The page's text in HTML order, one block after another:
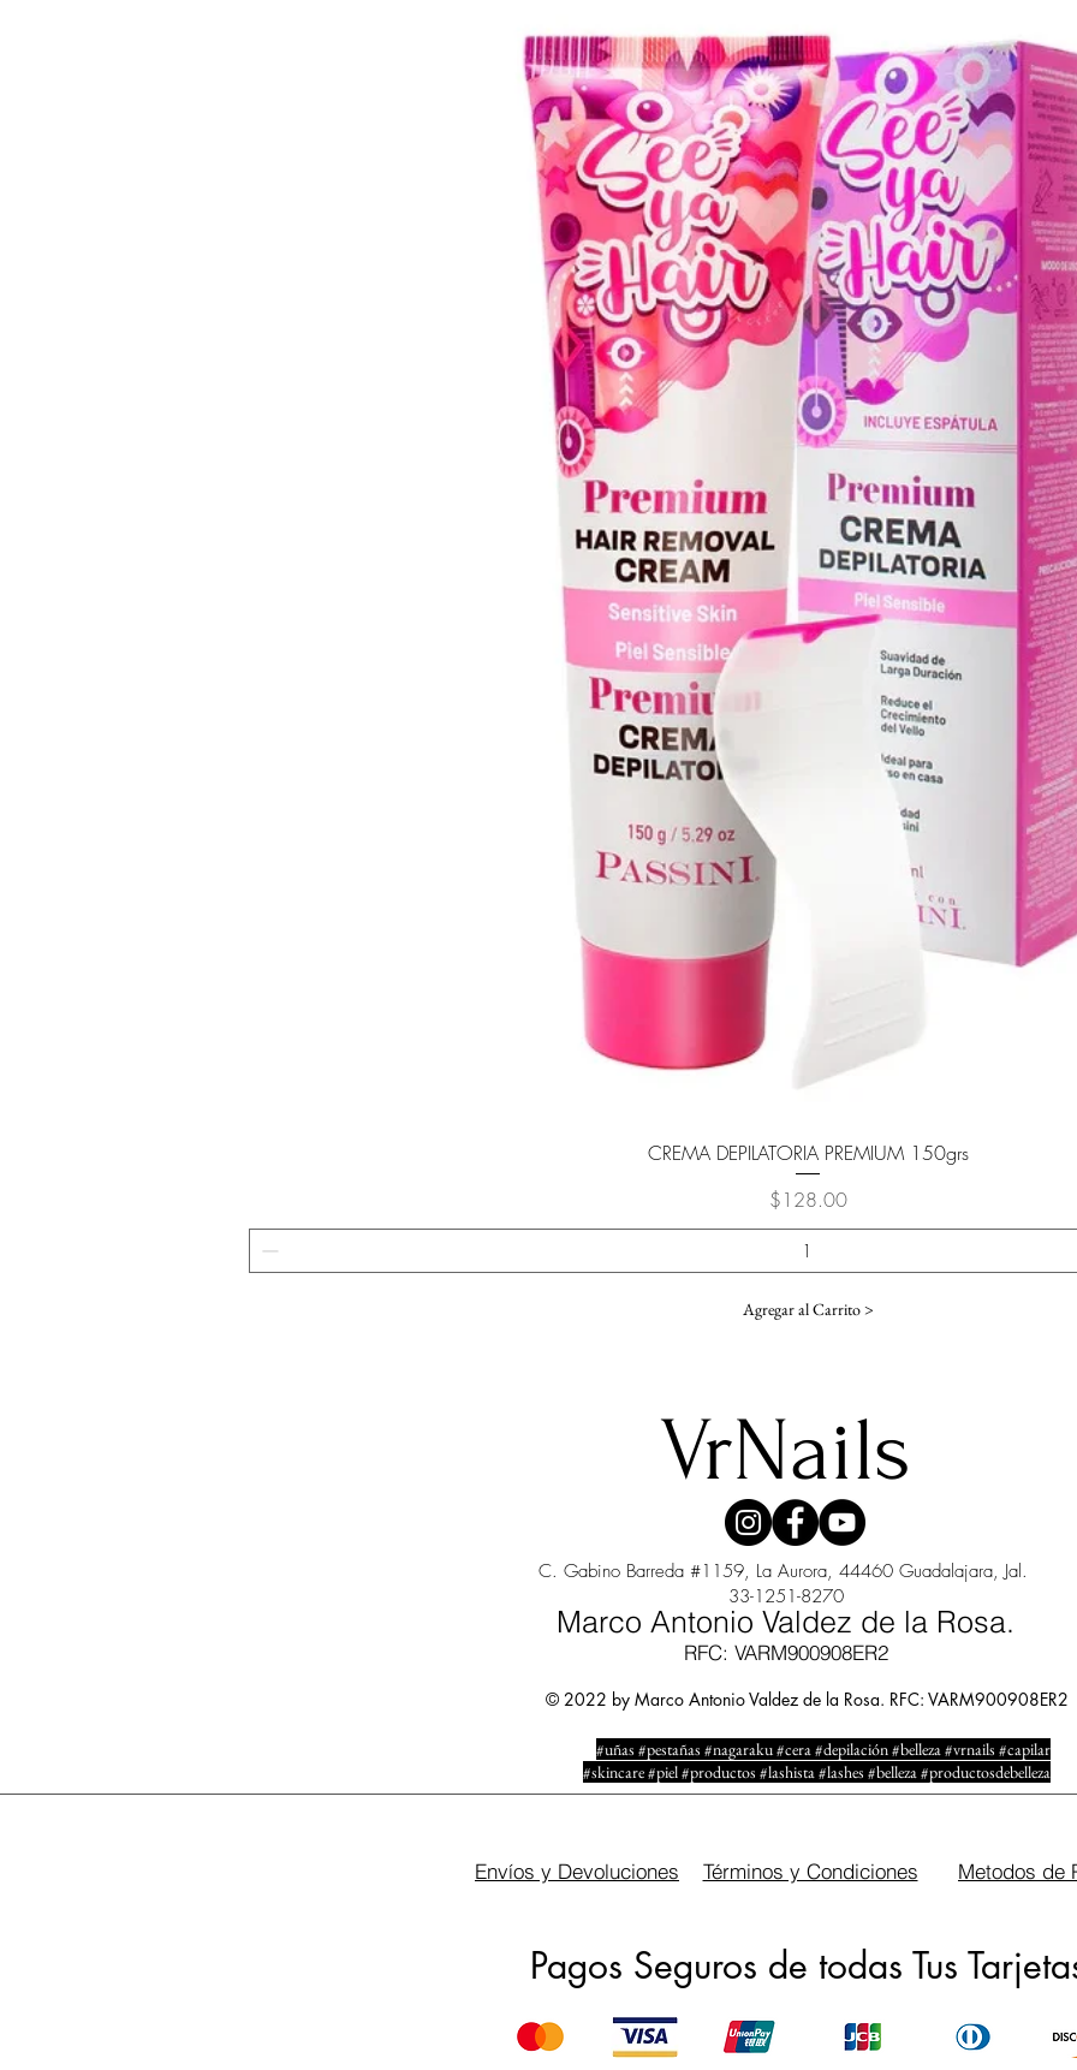
Vista rápida
CREMA DEPILATORIA PREMIUM 150grs
Precio
$128.00
Agregar al Carrito >
VrNails
C. Gabino Barreda #1159, La Aurora, 44460 Guadalajara, Jal.
33-1251-8270
Marco Antonio Valdez de la Rosa.
RFC: VARM900908ER2
© 2022 by Marco Antonio Valdez de la Rosa. RFC: VARM900908ER2
#uñas #pestañas #nagaraku #cera #depilación #belleza #vrnails #capilar
#skincare #piel #productos #lashista #lashes #belleza #productosdebelleza
Envíos y Devoluciones Términos y Condiciones Metodos de
Pagos Seguros de todas Tus